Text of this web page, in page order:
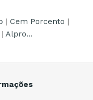
| Cem Porcento |
Alpro...